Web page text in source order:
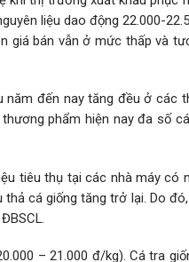
liệu dao động 22.000-
giá bán vẫn ở mức thấp và
đến nay tăng đều ở các
phẩm hiện nay đa số
tiêu thụ tại các nhà máy có
cá giống tăng trở lại. Do
– 21.000 đ/kg). Cá tra